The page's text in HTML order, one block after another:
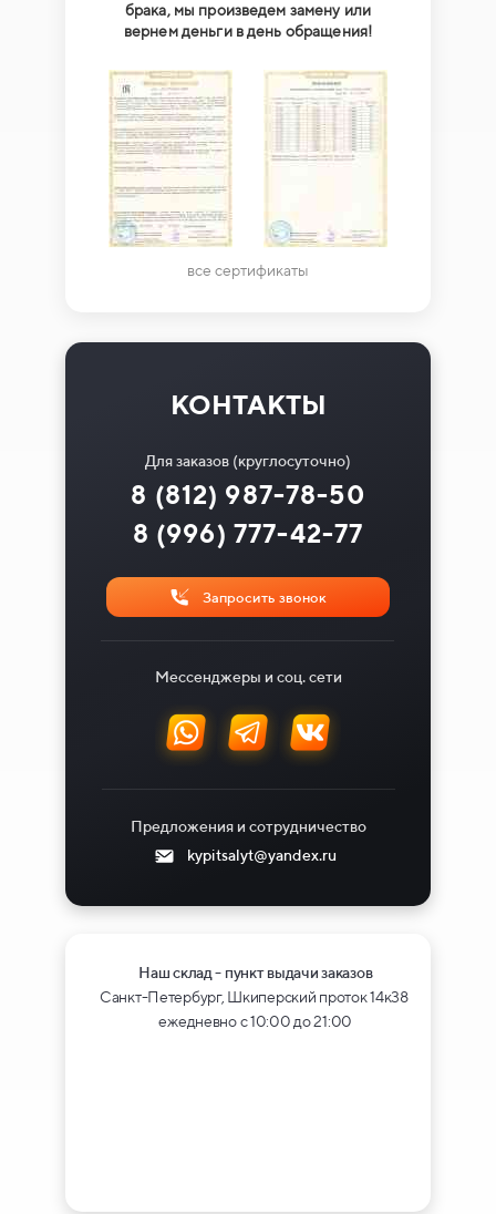
брака, мы произведем замену или
вернем деньги в день обращения!
все сертификаты
КОНТАКТЫ
Для заказов (круглосуточно)
8 (996) 777-42-77
8 (812) 987-78-50
Запросить звонок
Мессенджеры и соц. сети
Предложения и сотрудничество
kypitsalyt@yandex.ru
Наш склад - пункт выдачи заказов
Санкт-Петербург, Шкиперский проток 14к38
ежедневно с 10:00 до 21:00